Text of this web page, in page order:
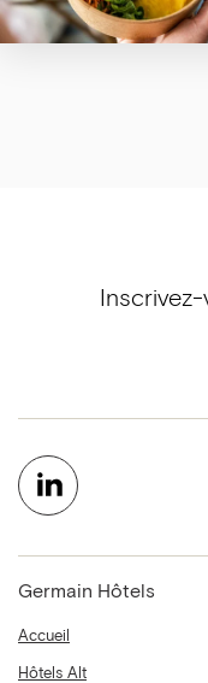
Germain Hôtels
Accueil
Hôtels Alt